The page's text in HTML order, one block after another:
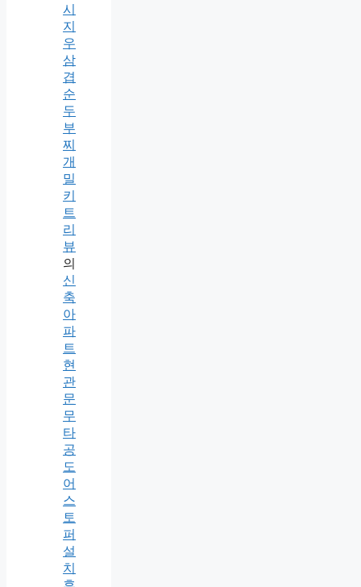
시
지
우
삼
겹
순
두
부
찌
개
밀
키
트
리
뷰
의
신
축
아
파
트
현
관
문
무
타
공
도
어
스
토
퍼
설
치